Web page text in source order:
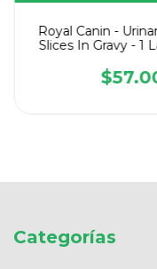
Royal Canin -
Slices In Gravy - 1
Categorías